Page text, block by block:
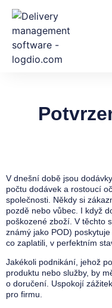
V dnešní době jsou
počtu dodávek a rostoucí
společnosti. Někdy si
pozdě nebo vůbec. I když
poškozené zboží. V těchto
známý jako POD)
co zaplatili, v perfektním
Jakékoli podnikání, jehož
produktu nebo služby, by
o doručení. Uspokojí
pro firmu.